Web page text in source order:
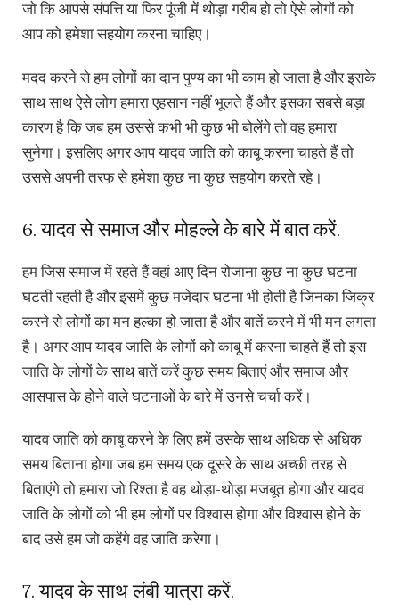
जो कि आपसे संपत्ति या फिर पूंजी में थोड़ा गरीब हो तो ऐसे लोगों को
आप को हमेशा सहयोग करना चाहिए।
मदद करने से हम लोगों का दान पुण्य का भी काम हो जाता है और इसके
साथ साथ ऐसे लोग हमारा एहसान नहीं भूलते हैं और इसका सबसे बड़ा
कारण है कि जब हम उससे कभी भी कुछ भी बोलेंगे तो वह हमारा
सुनेगा। इसलिए अगर आप यादव जाति को काबू करना चाहते हैं तो
उससे अपनी तरफ से हमेशा कुछ ना कुछ सहयोग करते रहे।
6. यादव से समाज और मोहल्ले के बारे में बात करें.
हम जिस समाज में रहते हैं वहां आए दिन रोजाना कुछ ना कुछ घटना
घटती रहती है और इसमें कुछ मजेदार घटना भी होती है जिनका जिक्र
करने से लोगों का मन हल्का हो जाता है और बातें करने में भी मन लगता
है। अगर आप यादव जाति के लोगों को काबू में करना चाहते हैं तो इस
जाति के लोगों के साथ बातें करें कुछ समय बिताएं और समाज और
आसपास के होने वाले घटनाओं के बारे में उनसे चर्चा करें।
यादव जाति को काबू करने के लिए हमें उसके साथ अधिक से अधिक
समय बिताना होगा जब हम समय एक दूसरे के साथ अच्छी तरह से
बिताएंगे तो हमारा जो रिश्ता है वह थोड़ा-थोड़ा मजबूत होगा और यादव
जाति के लोगों को भी हम लोगों पर विश्वास होगा और विश्वास होने के
बाद उसे हम जो कहेंगे वह जाति करेगा।
7. यादव के साथ लंबी यात्रा करें.